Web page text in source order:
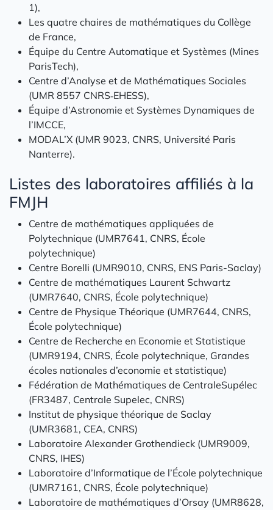
1),
Les quatre chaires de mathématiques du Collège
de France,
Équipe du Centre Automatique et Systèmes (Mines
ParisTech),
Centre d’Analyse et de Mathématiques Sociales
(UMR 8557 CNRS‑EHESS),
Équipe d’Astronomie et Systèmes Dynamiques de
l’IMCCE,
MODAL’X (UMR 9023, CNRS, Université Paris
Nanterre).
Listes des laboratoires affiliés à la
FMJH
Centre de mathématiques appliquées de
Polytechnique (UMR7641, CNRS, École
polytechnique)
Centre Borelli (UMR9010, CNRS, ENS Paris-Saclay)
Centre de mathématiques Laurent Schwartz
(UMR7640, CNRS, École polytechnique)
Centre de Physique Théorique (UMR7644, CNRS,
École polytechnique)
Centre de Recherche en Economie et Statistique
(UMR9194, CNRS, École polytechnique, Grandes
écoles nationales d’economie et statistique)
Fédération de Mathématiques de CentraleSupélec
(FR3487, Centrale Supelec, CNRS)
Institut de physique théorique de Saclay
(UMR3681, CEA, CNRS)
Laboratoire Alexander Grothendieck (UMR9009,
CNRS, IHES)
Laboratoire d’Informatique de l’École polytechnique
(UMR7161, CNRS, École polytechnique)
Laboratoire de mathématiques d’Orsay (UMR8628,